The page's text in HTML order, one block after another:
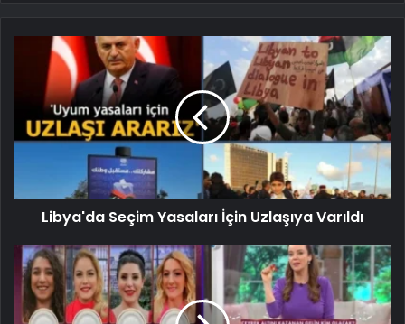
Libya'da Seçim Yasaları İçin Uzlaşıya Varıldı